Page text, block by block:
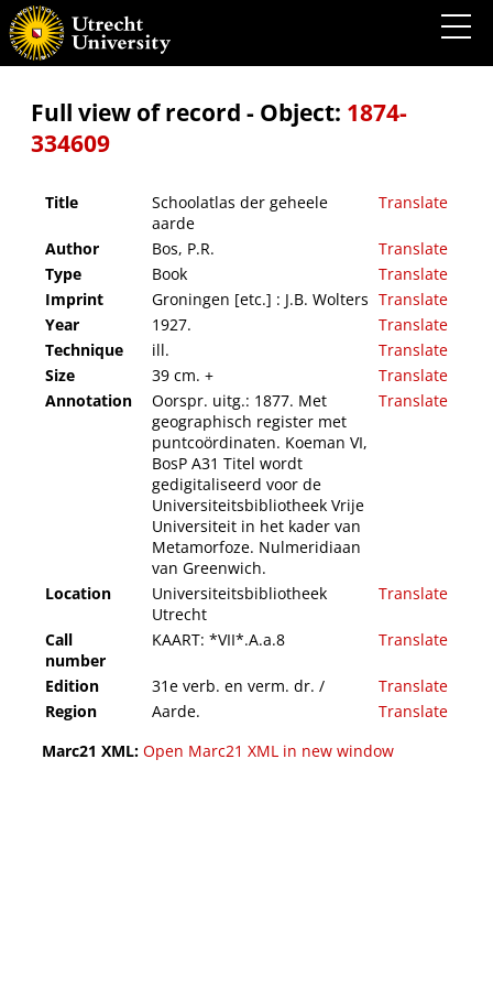
Schoolatlas der geheele aarde
Full view of record - Object: 1874-
334609
Title
Schoolatlas der geheele
aarde
Translate
Author Bos, P.R.
Translate
Type
Book
Translate
Imprint
Groningen [etc.] : J.B. Wolters Translate
Year
1927.
Translate
Technique
ill.
Translate
Size
39 cm. +
Translate
Annotation
Oorspr. uitg.: 1877. Met
geographisch register met
puntcoördinaten. Koeman VI,
BosP A31 Titel wordt
gedigitaliseerd voor de
Universiteitsbibliotheek Vrije
Universiteit in het kader van
Metamorfoze. Nulmeridiaan
van Greenwich.
Translate
Location
Universiteitsbibliotheek
Utrecht
Translate
Call
number
KAART: *VII*.A.a.8 Translate
Edition 31e verb. en verm. dr. /
Translate
Region
Aarde.
Translate
Marc21 XML: Open Marc21 XML in new window